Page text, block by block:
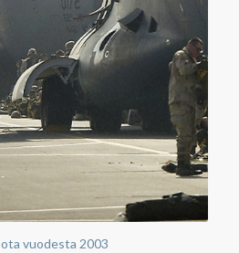
vuodesta 2003